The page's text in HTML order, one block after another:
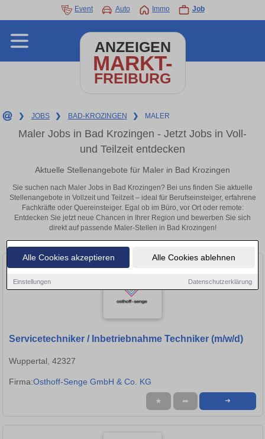
Alle Cookies akzeptieren Alle Cookies ablehnen
Einstellungen Datenschutzerklärung
Event Auto Immo Job
ANZEIGEN
MARKT-
FREIBURG
❯ JOBS ❯ BAD-KROZINGEN ❯ MALER
Maler Jobs in Bad Krozingen - Jetzt Jobs in Voll-
und Teilzeit entdecken
Aktuelle Stellenangebote für Maler in Bad Krozingen
Sie suchen nach Maler Jobs in Bad Krozingen? Bei uns finden Sie aktuelle
Stellenangebote in Vollzeit und Teilzeit – ideal für Berufseinsteiger, erfahrene
Fachkräfte oder Quereinsteiger. Egal ob im Büro, vor Ort oder remote:
Entdecken Sie jetzt neue Chancen in Ihrer Region und bewerben Sie sich
direkt auf passende Maler-Stellen in Bad Krozingen!
Servicetechniker / Inbetriebnahme Techniker (m/w/d)
Wuppertal, 42327
Firma:Osthoff-Senge GmbH & Co. KG
★ ➦ ➜